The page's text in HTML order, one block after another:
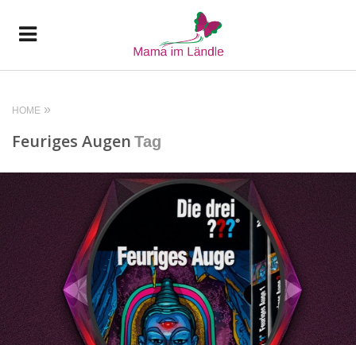
HOME
Feuriges Augen Tag
READ MORE